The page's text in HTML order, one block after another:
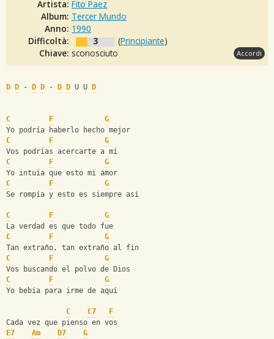
Artista: Fito Paez
Album: Tercer Mundo
Anno: 1990
Difficoltà:
3 (Principiante)
Chiave: sconosciuto Accordi
D D - D D - D D U U D
C F
G
Yo podría haberlo hecho mejor
C
F
G
Vos podrías acercarte a mí
C
F
G
Yo intuía que esto mi amor
C
F
G
Se rompía y esto es siempre así
C F
G
La verdad es que todo fue
C
F
G
Tan extraño, tan extraño al fin
C
F
G
Vos buscando el polvo de Dios
C
F
G
Yo bebía para irme de aquí
C C7
F
Cada vez que pienso en vos
E7
Am D7
G